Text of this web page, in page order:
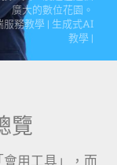
點擊這裡
覽
用工具」，而